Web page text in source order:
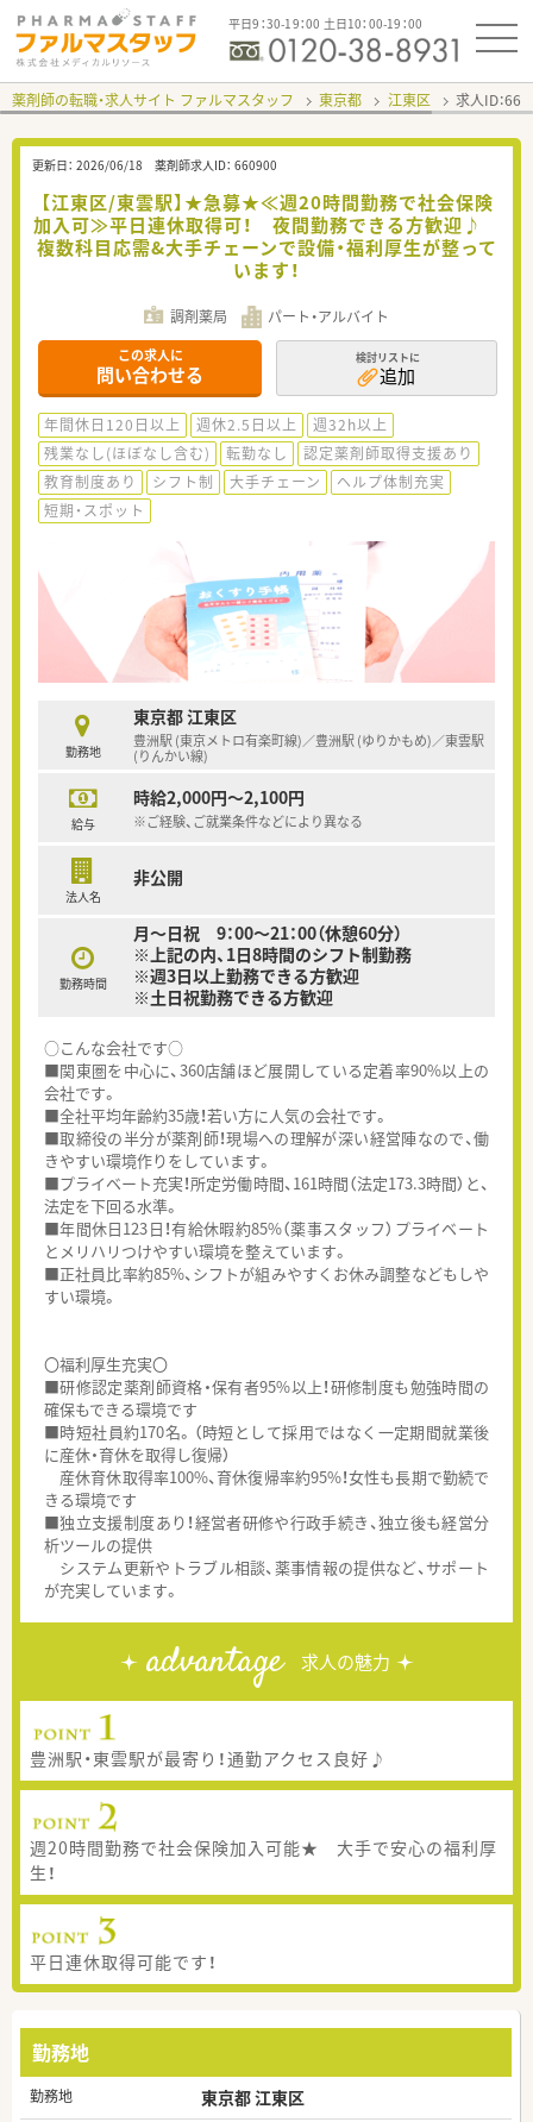
平日9：30-19：00 土日10：00-19：00
薬剤師の転職・求人サイト ファルマスタッフ 東京都 江東区 求人ID：
更新日： 2026/06/18 薬剤師求人ID： 660900
【江東区/東雲駅】★急募★≪週20時間勤務で社会保険
加入可≫平日連休取得可！ 夜間勤務できる方歓迎♪
複数科目応需&大手チェーンで設備・福利厚生が整って
います！
調剤薬局 パート・アルバイト
この求人に
問い合わせる
検討リストに
追加
年間休日120日以上 週休2.5日以上
週32h以上
残業なし(ほぼなし含む)
転勤なし
認定薬剤師取得支援あり
教育制度あり
シフト制 大手チェーン
ヘルプ体制充実
短期・スポット
勤務地
東京都 江東区
豊洲駅 (東京メトロ有楽町線)／豊洲駅 (ゆりかもめ)／東雲駅
(りんかい線)
給与
時給2,000円～2,100円
※ご経験、ご就業条件などにより異なる
法人名
非公開
勤務時間
月～日祝 9：00～21：00（休憩60分）
※上記の内、1日8時間のシフト制勤務
※週3日以上勤務できる方歓迎
※土日祝勤務できる方歓迎
○こんな会社です○
■関東圏を中心に、360店舗ほど展開している定着率90%以上の
会社です。
■全社平均年齢約35歳！若い方に人気の会社です。
■取締役の半分が薬剤師！現場への理解が深い経営陣なので、働
きやすい環境作りをしています。
■プライベート充実！所定労働時間、161時間（法定173.3時間）と、
法定を下回る水準。
■年間休日123日！有給休暇約85%（薬事スタッフ）プライベート
とメリハリつけやすい環境を整えています。
■正社員比率約85%、シフトが組みやすくお休み調整などもしや
すい環境。
〇福利厚生充実〇
■研修認定薬剤師資格・保有者95%以上！研修制度も勉強時間の
確保もできる環境です
■時短社員約170名。（時短として採用ではなく一定期間就業後
に産休・育休を取得し復帰）
産休育休取得率100%、育休復帰率約95%！女性も長期で勤続で
きる環境です
■独立支援制度あり！経営者研修や行政手続き、独立後も経営分
析ツールの提供
システム更新やトラブル相談、薬事情報の提供など、サポート
が充実しています。
advantage 求人の魅力
豊洲駅・東雲駅が最寄り！通勤アクセス良好♪
週20時間勤務で社会保険加入可能★ 大手で安心の福利厚
生！
平日連休取得可能です！
勤務地
勤務地 東京都 江東区